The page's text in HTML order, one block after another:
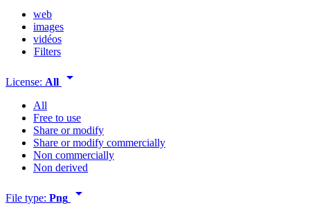
web
images
vidéos
Filters
License: All arrow_drop_down
All
Free to use
Share or modify
Share or modify commercially
Non commercially
Non derived
File type: Png arrow_drop_down